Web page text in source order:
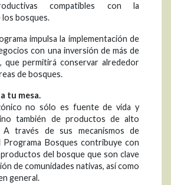
compatibles con la
bosques.
impulsa la implementación de
con una inversión de más de
que permitirá conservar alrededor
de bosques.
tu mesa.
no sólo es fuente de vida y
también de productos de alto
través de sus mecanismos de
Programa Bosques contribuye con
del bosque que son clave
de comunidades nativas, así como
general.